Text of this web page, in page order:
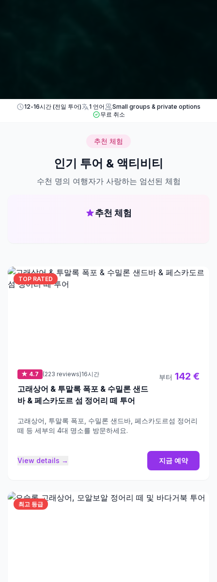
12-16시간 (전일 투어) 1 언어
Small groups & private options
무료 취소
추천 체험
인기 투어 & 액티비티
수천 명의 여행자가 사랑하는 엄선된 체험
추천 체험
TOP RATED
★ 4.7 (223 reviews)16시간
고래상어 & 투말록 폭포 & 수밀론 샌드
바 & 페스카도르 섬 정어리 떼 투어
부터 142 €
고래상어, 투말록 폭포, 수밀론 샌드바, 페스카도르섬 정어리
떼 등 세부의 4대 명소를 방문하세요.
View details → 지금 예약
최고 등급